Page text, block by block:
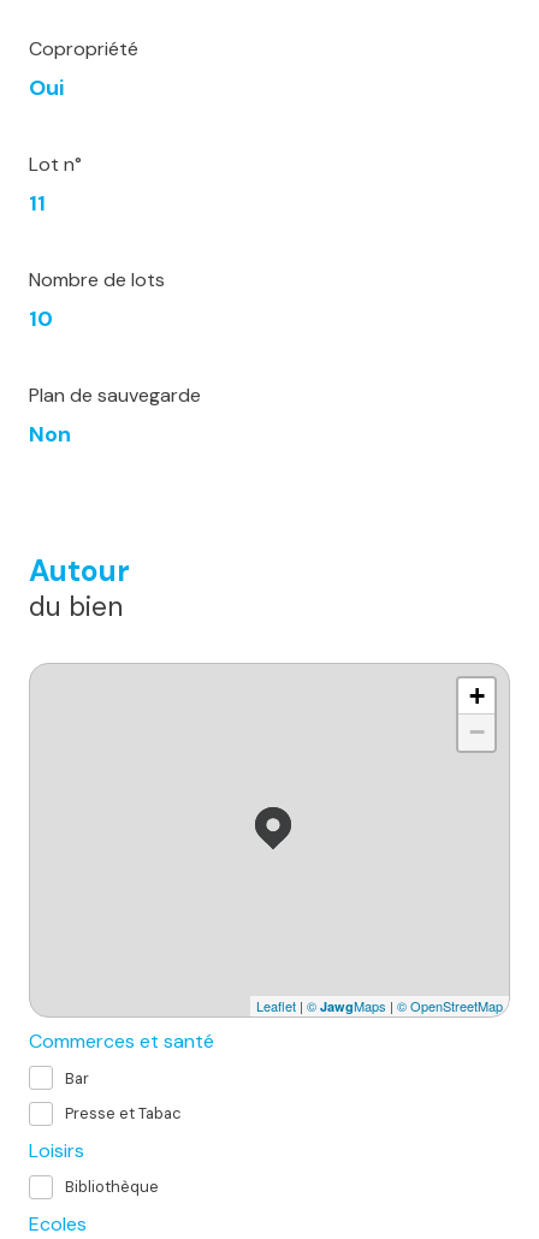
Copropriété
Oui
Lot n°
11
Nombre de lots
10
Plan de sauvegarde
Non
Autour
du bien
+
−
Leaflet | © JawgMaps | © OpenStreetMap
Commerces et santé
Bar
Presse et Tabac
Loisirs
Bibliothèque
Ecoles